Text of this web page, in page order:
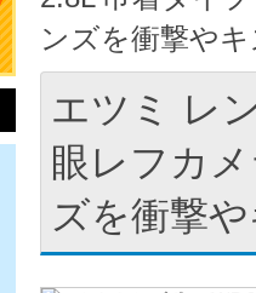
ンズを衝撃や
エツミ レ
眼レフカ
ズを衝撃